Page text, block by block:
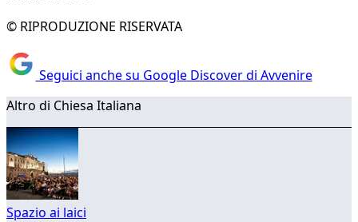
© RIPRODUZIONE RISERVATA
Seguici anche su Google Discover di Avvenire
Altro di Chiesa Italiana
Spazio ai laici